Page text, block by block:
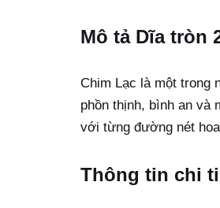
Mô tả Dĩa tròn
Chim Lạc là một trong
phồn thịnh, bình an và
với từng đường nét
Thông tin chi